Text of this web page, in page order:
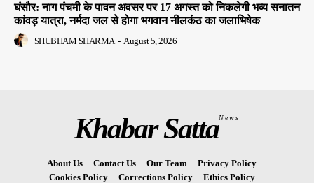
घंसौर: नाग पंचमी के पावन अवसर पर 17 अगस्त को निकलेगी भव्य सनातन
कांवड़ यात्रा, नर्मदा जल से होगा भगवान नीलकंठ का जलाभिषेक
SHUBHAM SHARMA - August 5, 2026
Khabar SattaNews
About Us Contact Us Our Team
Privacy Policy
Cookies Policy
Corrections Policy
Ethics Policy